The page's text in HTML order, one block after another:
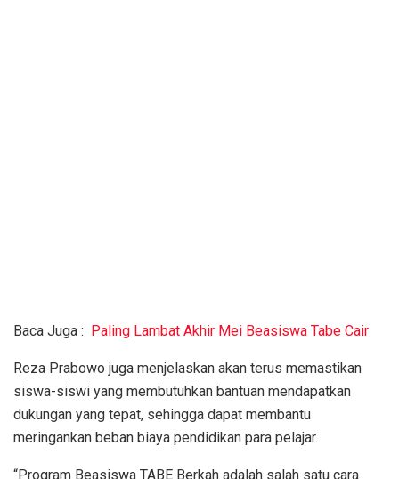
Baca Juga : Paling Lambat Akhir Mei Beasiswa Tabe Cair
Reza Prabowo juga menjelaskan akan terus memastikan
siswa-siswi yang membutuhkan bantuan mendapatkan
dukungan yang tepat, sehingga dapat membantu
meringankan beban biaya pendidikan para pelajar.
“Program Beasiswa TABE Berkah adalah salah satu cara